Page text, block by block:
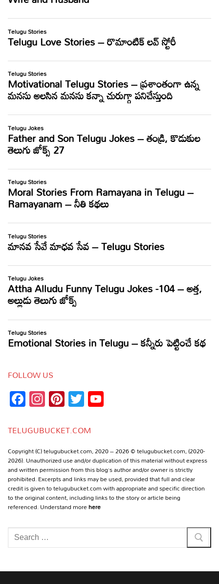
FOLLOW US
Facebook
Instagram
Pinterest
Twitter
TELUGUBUCKET.COM
Copyright (C) telugubucket.com, 2020 – 2026 © telugubucket.com, (2020-
2026). Unauthorized use and/or duplication of this material without express
and written permission from this blog’s author and/or owner is strictly
prohibited. Excerpts and links may be used, provided that full and clear
credit is given to telugubucket.com with appropriate and specific direction
to the original content, including links to the story or article being
referenced. Understand morehere
Search
for: